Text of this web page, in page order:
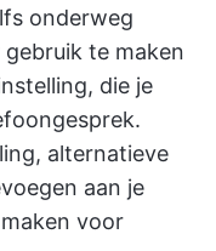
onderweg
te maken
die je
alternatieve
aan je
voor